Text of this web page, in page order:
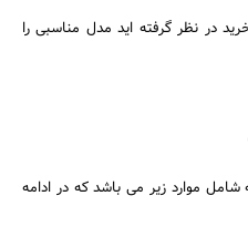
در نظر گرفته اید مدل مناسبی را
موارد زیر می باشد که در ادامه